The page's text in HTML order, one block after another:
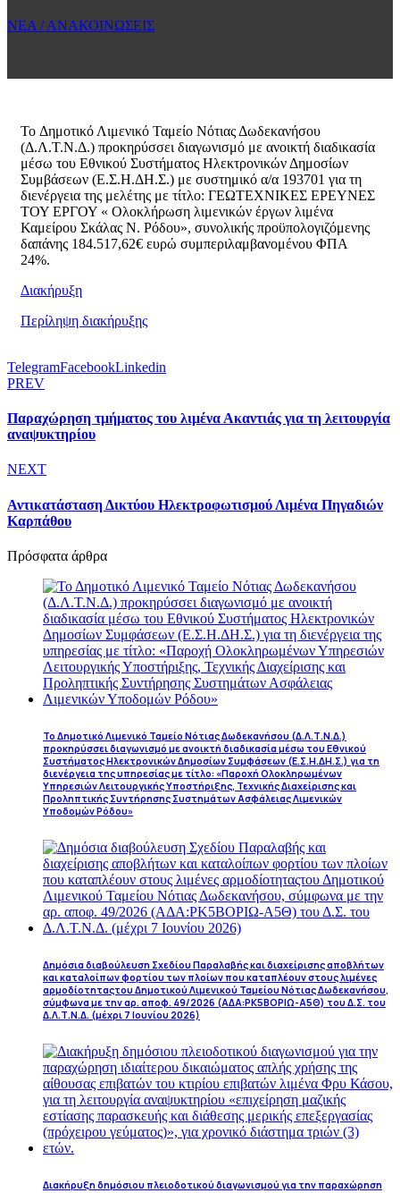
ΝΕΑ / ΑΝΑΚΟΙΝΩΣΕΙΣ
To Δημοτικό Λιμενικό Ταμείο Νότιας Δωδεκανήσου
(Δ.Λ.Τ.Ν.Δ.) προκηρύσσει διαγωνισμό με ανοικτή διαδικασία
μέσω του Εθνικού Συστήματος Ηλεκτρονικών Δημοσίων
Συμβάσεων (Ε.Σ.Η.ΔΗ.Σ.) με συστημικό α/α 193701 για τη
διενέργεια της μελέτης με τίτλο: ΓΕΩΤΕΧΝΙΚΕΣ ΕΡΕΥΝΕΣ
ΤΟΥ ΕΡΓΟΥ « Ολοκλήρωση λιμενικών έργων λιμένα
Καμείρου Σκάλας Ν. Ρόδου», συνολικής προϋπολογιζόμενης
δαπάνης 184.517,62€ ευρώ συμπεριλαμβανομένου ΦΠΑ
24%.
Διακήρυξη
Περίληψη διακήρυξης
TelegramFacebookLinkedin
PREV
Παραχώρηση τμήματος του λιμένα Ακαντιάς για τη λειτουργία
αναψυκτηρίου
NEXT
Αντικατάσταση Δικτύου Ηλεκτροφωτισμού Λιμένα Πηγαδιών
Καρπάθου
Πρόσφατα άρθρα
Το Δημοτικό Λιμενικό Ταμείο Νότιας Δωδεκανήσου (Δ.Λ.Τ.Ν.Δ.)
προκηρύσσει διαγωνισμό με ανοικτή διαδικασία μέσω του Εθνικού
Συστήματος Ηλεκτρονικών Δημοσίων Συμφάσεων (Ε.Σ.Η.ΔΗ.Σ.) για τη
διενέργεια της υπηρεσίας με τίτλο: «Παροχή Ολοκληρωμένων
Υπηρεσιών Λειτουργικής Υποστήριξης, Τεχνικής Διαχείρισης και
Προληπτικής Συντήρησης Συστημάτων Ασφάλειας Λιμενικών
Υποδομών Ρόδου»
Δημόσια διαβούλευση Σχεδίου Παραλαβής και διαχείρισης αποβλήτων
και καταλοίπων φορτίου των πλοίων που καταπλέουν στους λιμένες
αρμοδίοτηταςτου Δημοτικού Λιμενικού Ταμείου Νότιας Δωδεκανήσου,
σύμφωνα με την αρ. αποφ. 49/2026 (ΑΔΑ:ΡΚ5ΒΟΡΙΩ-Α5Θ) του Δ.Σ. του
Δ.Λ.Τ.Ν.Δ. (μέχρι 7 Ιουνίου 2026)
Διακήρυξη δημόσιου πλειοδοτικού διαγωνισμού για την παραχώρηση